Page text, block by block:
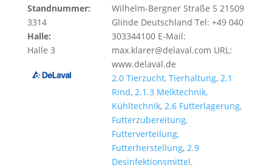
Standnummer:
3314
Halle:
Halle 3
Wilhelm-Bergner Straße 5 21509
Glinde Deutschland Tel: +49 040
303344100 E-Mail:
max.klarer@delaval.com URL:
www.delaval.de
2.0 Tierzucht, Tierhaltung,2.1
Rind,2.1.3 Melktechnik,
Kühltechnik,2.6 Futterlagerung,
Futterzubereitung,
Futterverteilung,
Futterherstellung,2.9
Desinfektionsmittel,